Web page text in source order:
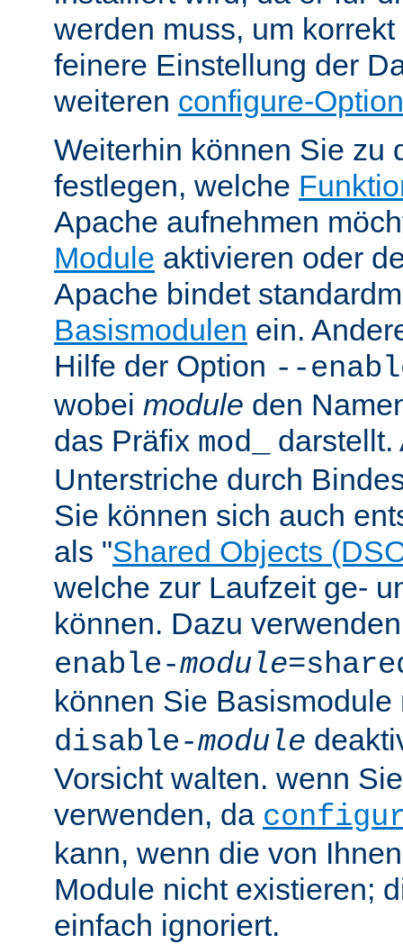
werden muss, um
feinere Einstellung der
weiteren configure-
Weiterhin können Sie zu
festlegen, welche
Apache aufnehmen
Module aktivieren oder
Apache bindet
Basismodulen ein.
Hilfe der Option --
wobei module den
das Präfix mod_
darstellt.
Unterstriche durch
Sie können sich auch
als "Shared Objects
welche zur Laufzeit ge-
können. Dazu
enable-module
können Sie
disable-module
Vorsicht walten. wenn
verwenden, da
kann, wenn die von
Module nicht existieren;
einfach ignoriert.